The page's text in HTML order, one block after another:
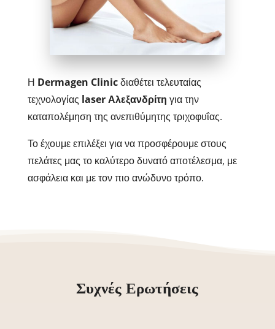
Η Dermagen Clinicδιαθέτει τελευταίας
τεχνολογίας laser Αλεξανδρίτη για την
καταπολέμηση της ανεπιθύμητης τριχοφυΐας.
Το έχουμε επιλέξει για να προσφέρουμε στους
πελάτες μας το καλύτερο δυνατό αποτέλεσμα, με
ασφάλεια και με τον πιο ανώδυνο τρόπο.
Συχνές Ερωτήσεις